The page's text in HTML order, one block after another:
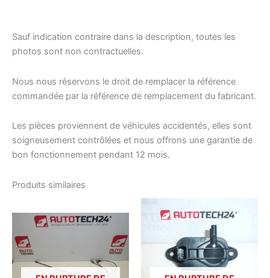
Sauf indication contraire dans la description, toutes les
photos sont non contractuelles.
Nous nous réservons le droit de remplacer la référence
commandée par la référence de remplacement du fabricant.
Les pièces proviennent de véhicules accidentés, elles sont
soigneusement contrôlées et nous offrons une garantie de
bon fonctionnement pendant 12 mois.
Produits similaires